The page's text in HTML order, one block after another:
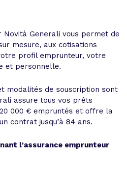
Novità Generali vous permet de
mesure, aux cotisations
profil emprunteur, votre
et personnelle.
modalités de souscription sont
assure tous vos prêts
000 € empruntés et offre la
contrat jusqu’à 84 ans.
l’assurance emprunteur